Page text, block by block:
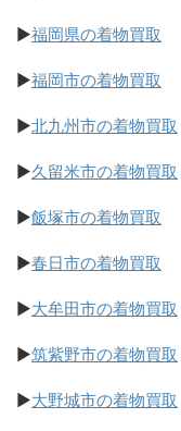
▶福岡県の着物買取
▶福岡市の着物買取
▶北九州市の着物買取
▶久留米市の着物買取
▶飯塚市の着物買取
▶春日市の着物買取
▶大牟田市の着物買取
▶筑紫野市の着物買取
▶大野城市の着物買取